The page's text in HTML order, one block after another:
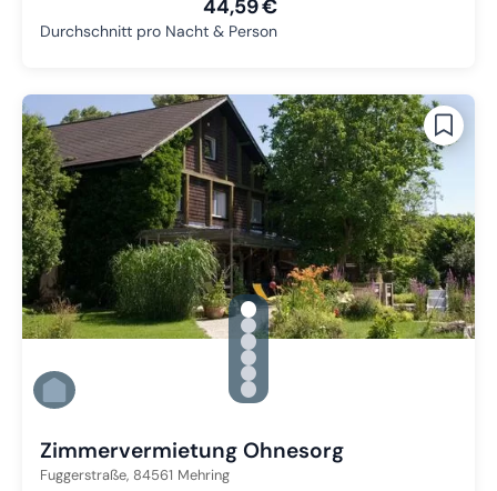
44,59 €
Durchschnitt pro Nacht & Person
gallery.slide_selector
Zu Slide 1 wechseln
Zu Slide 2 wechseln
Zu Slide 3 wechseln
Zu Slide 4 wechseln
Zu Slide 5 wechseln
Zu Slide 6 wechseln
Zimmervermietung Ohnesorg
Fuggerstraße, 84561 Mehring